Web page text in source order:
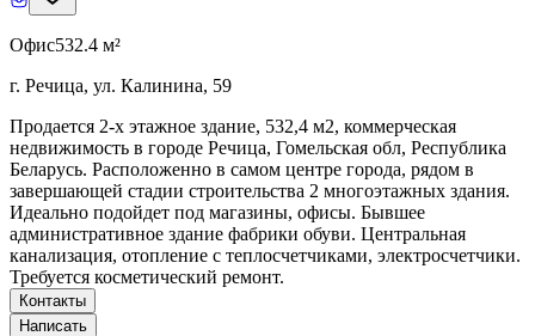
Офис532.4 м²
г. Речица, ул. Калинина, 59
Продается 2-х этажное здание, 532,4 м2, коммерческая
недвижимость в городе Речица, Гомельская обл, Республика
Беларусь. Расположенно в самом центре города, рядом в
завершающей стадии строительства 2 многоэтажных здания.
Идеально подойдет под магазины, офисы. Бывшее
административное здание фабрики обуви. Центральная
канализация, отопление с теплосчетчиками, электросчетчики.
Требуется косметический ремонт.
Контакты
Написать